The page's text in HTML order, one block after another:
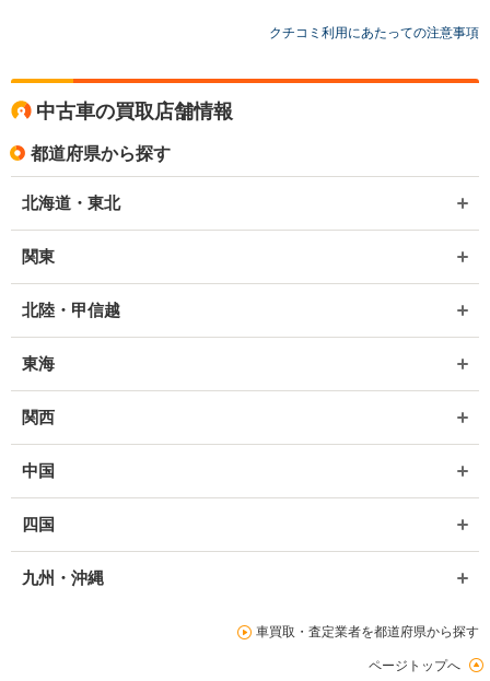
クチコミ利用にあたっての注意事項
中古車の買取店舗情報
都道府県から探す
北海道・東北
関東
北陸・甲信越
東海
関西
中国
四国
九州・沖縄
車買取・査定業者を都道府県から探す
ページトップへ